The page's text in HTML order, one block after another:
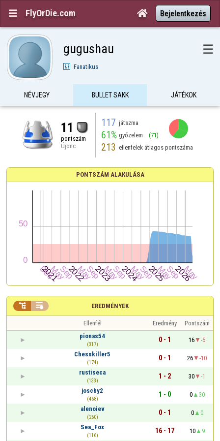
 FlyOrDie.com  Bejelentkezés
gugushau ☰
Fanatikus
NÉVJEGY BULLET SAKK JÁTÉKOK
11
pontszám
Újonc
117 játszma
61% győzelem (71)
213 ellenfelek átlagos pontszáma
PONTSZÁM ALAKULÁSA
EREDMÉNYEK
 
Ellenfél Eredmény
Pontszám
pionas54
(317)
0 - 1 16
-5
Chesskiller5
(174)
0 - 1 26
-10
rustiseca
(133)
1 - 2 30
-1
joschy2
(468)
1 - 0 0
30
alenoiev
(260)
0 - 1 0
0
Sea_Fox
(116)
16 - 17 10 9